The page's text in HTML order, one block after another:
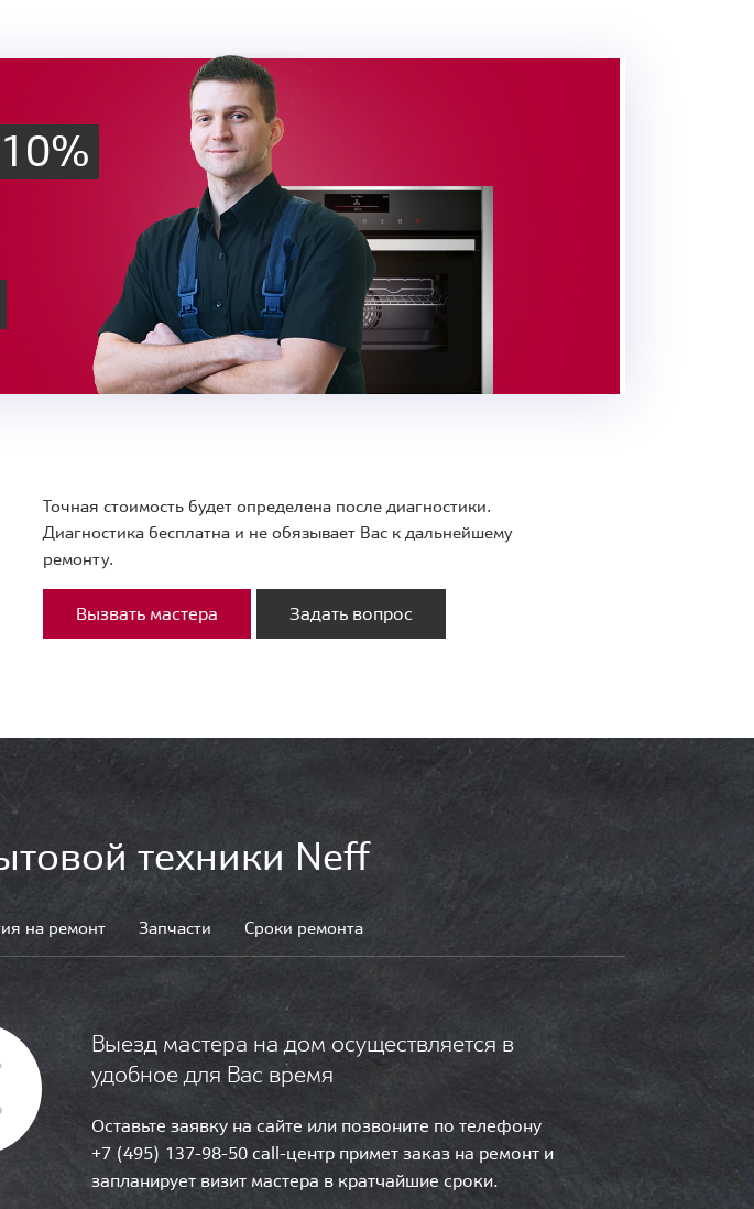
Точная стоимость будет определена после диагностики.
Диагностика бесплатна и не обязывает Вас к дальнейшему
ремонту.
Вызвать мастера Задать вопрос
техники Neff
на ремонт Запчасти Сроки ремонта
Выезд мастера на дом осуществляется в
удобное для Вас время
Оставьте заявку на сайте или позвоните по телефону
+7 (495) 137-98-50 call-центр примет заказ на ремонт и
запланирует визит мастера в кратчайшие сроки.